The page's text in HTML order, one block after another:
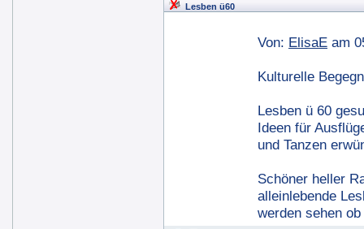
Lesben ü60
Von: ElisaE am
Kulturelle
Lesben ü 60
Ideen für
und Tanzen
Schöner heller
alleinlebende
werden sehen